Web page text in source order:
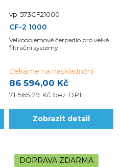
vp-573CF21000
CF-2 1000
Velkoobjemové čerpadlo pro velké
filtrační systémy
86 594,00 Kč
71 565,29 Kč bez DPH
Čekáme na naskladnění
Zobrazit detail
DOPRAVA ZDARMA